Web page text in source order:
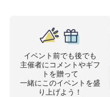
イベント前でも後でも
主催者にコメントやギフ
トを贈って
一緒にこのイベントを盛
り上げよう！